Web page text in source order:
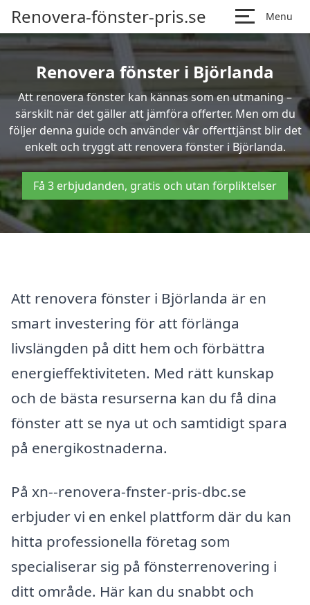
Renovera-fönster-pris.se Menu
Renovera fönster i Björlanda
Att renovera fönster kan kännas som en utmaning –
särskilt när det gäller att jämföra offerter. Men om du
följer denna guide och använder vår offerttjänst blir det
enkelt och tryggt att renovera fönster i Björlanda.
Få 3 erbjudanden, gratis och utan förpliktelser
Att renovera fönster i Björlanda är en
smart investering för att förlänga
livslängden på ditt hem och förbättra
energieffektiviteten. Med rätt kunskap
och de bästa resurserna kan du få dina
fönster att se nya ut och samtidigt spara
på energikostnaderna.
På xn--renovera-fnster-pris-dbc.se
erbjuder vi en enkel plattform där du kan
hitta professionella företag som
specialiserar sig på fönsterrenovering i
ditt område. Här kan du snabbt och